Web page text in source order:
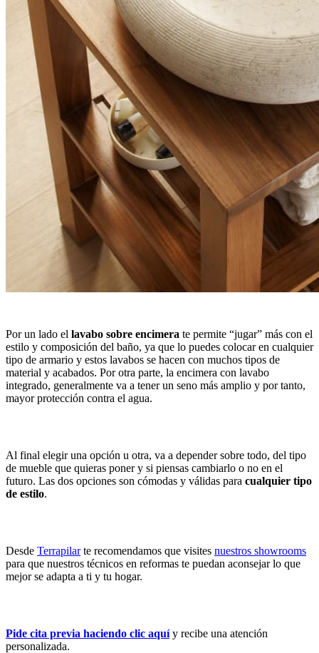
Por un lado el lavabo sobre encimera te permite “jugar” más con el
estilo y composición del baño, ya que lo puedes colocar en cualquier
tipo de armario y estos lavabos se hacen con muchos tipos de
material y acabados. Por otra parte, la encimera con lavabo
integrado, generalmente va a tener un seno más amplio y por tanto,
mayor protección contra el agua.
Al final elegir una opción u otra, va a depender sobre todo, del tipo
de mueble que quieras poner y si piensas cambiarlo o no en el
futuro. Las dos opciones son cómodas y válidas para cualquier tipo
de estilo.
Desde Terrapilarte recomendamos que visites nuestros showrooms
para que nuestros técnicos en reformas te puedan aconsejar lo que
mejor se adapta a ti y tu hogar.
Pide cita previa haciendo clic aquíy recibe una atención
personalizada.